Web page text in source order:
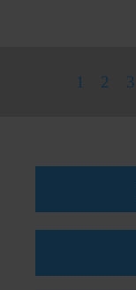
1 2 3